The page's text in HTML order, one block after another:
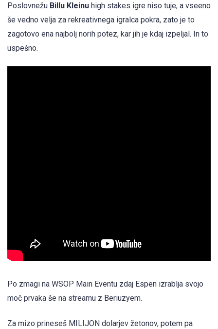
Poslovnežu Billu Kleinu high stakes igre niso tuje, a vseeno
še vedno velja za rekreativnega igralca pokra, zato je to
zagotovo ena najbolj norih potez, kar jih je kdaj izpeljal. In to
uspešno.
Po zmagi na WSOP Main Eventu zdaj Espen izrablja svojo
moč prvaka še na streamu z Beriuzyem.
Za mizo prineseš MILIJON dolarjev žetonov, potem pa